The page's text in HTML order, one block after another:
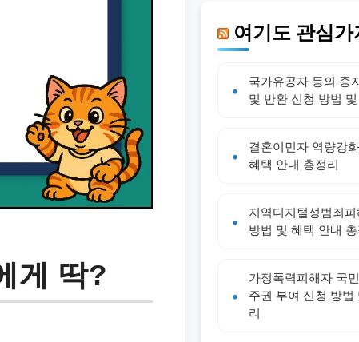
게 딱?
여기도 관심
국가유공자 등의 종
및 반환 신청 방법
결혼이민자 역량강
혜택 안내 총정리
지역디지털성범죄
방법 및 혜택 안내
가정폭력피해자 국
주권 부여 신청 방법
리